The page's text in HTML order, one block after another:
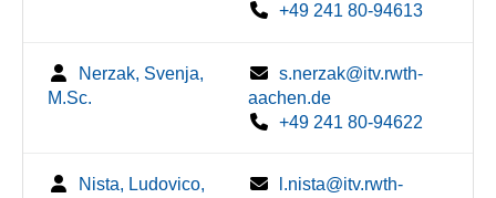
+49 241 80-94613
Nerzak, Svenja,
M.Sc.
s.nerzak@itv.rwth-
aachen.de
+49 241 80-94622
Nista, Ludovico,
l.nista@itv.rwth-